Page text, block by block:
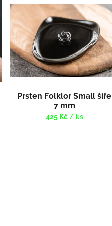
Prsten Folklor Small šíře
7 mm
425 Kč / ks